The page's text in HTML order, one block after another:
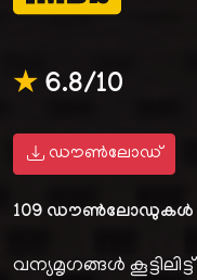
★6.8/10
ഡൗൺലോഡ്
109 ഡൗൺലോഡുകൾ
വന്യമൃഗങ്ങൾ